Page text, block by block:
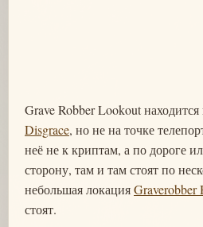
Grave Robber Lookout
Disgrace, но не на точке
неё не к криптам, а по дороге
сторону, там и там стоят по
небольшая локацияGraverobber
стоят.